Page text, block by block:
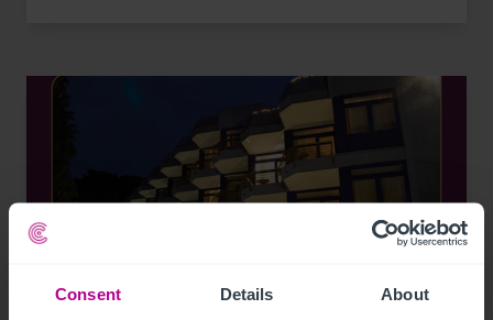
Consent Details About